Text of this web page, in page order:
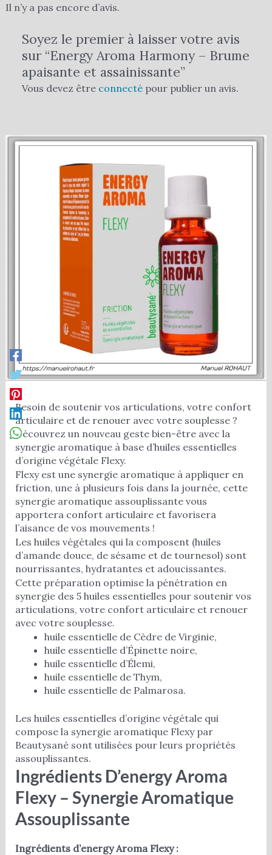
Il n’y a pas encore d’avis.
Soyez le premier à laisser votre avis
sur “Energy Aroma Harmony – Brume
apaisante et assainissante”
Vous devez être connecté pour publier un avis.
Besoin de soutenir vos articulations, votre confort
articulaire et de renouer avec votre souplesse ?
Découvrez un nouveau geste bien-être avec la
synergie aromatique à base d’huiles essentielles
d’origine végétale Flexy.
Flexy est une synergie aromatique à appliquer en
friction, une à plusieurs fois dans la journée, cette
synergie aromatique assouplissante vous
apportera confort articulaire et favorisera
l’aisance de vos mouvements !
Les huiles végétales qui la composent (huiles
d’amande douce, de sésame et de tournesol) sont
nourrissantes, hydratantes et adoucissantes.
Cette préparation optimise la pénétration en
synergie des 5 huiles essentielles pour soutenir vos
articulations, votre confort articulaire et renouer
avec votre souplesse.
huile essentielle de Cèdre de Virginie,
huile essentielle d’Épinette noire,
huile essentielle d’Élemi,
huile essentielle de Thym,
huile essentielle de Palmarosa.
Les huiles essentielles d’origine végétale qui
compose la synergie aromatique Flexy par
Beautysané sont utilisées pour leurs propriétés
assouplissantes.
Ingrédients D’energy Aroma
Flexy – Synergie Aromatique
Assouplissante
Ingrédients d’energy Aroma Flexy :